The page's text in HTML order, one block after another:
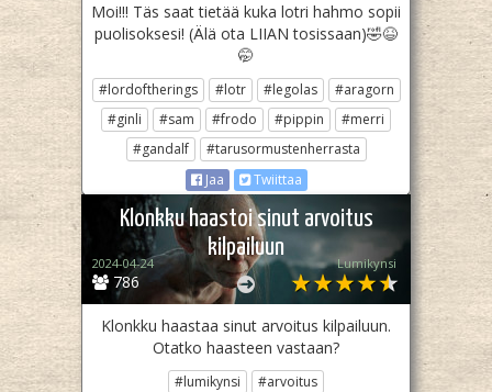
Moi!!! Täs saat tietää kuka lotri hahmo sopii
puolisoksesi! (Älä ota LIIAN tosissaan)🤣😆
🤭
#lordoftherings #lotr #legolas
#aragorn
#ginli
#sam #frodo #pippin
#merri
#gandalf
#tarusormustenherrasta
Jaa
Twiittaa
Klonkku haastoi sinut arvoitus
kilpailuun
786
2024-04-24 Lumikynsi
Klonkku haastaa sinut arvoitus kilpailuun.
Otatko haasteen vastaan?
#lumikynsi #arvoitus